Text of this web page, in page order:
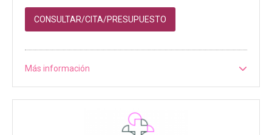
CONSULTAR/CITA/PRESUPUESTO
Más información